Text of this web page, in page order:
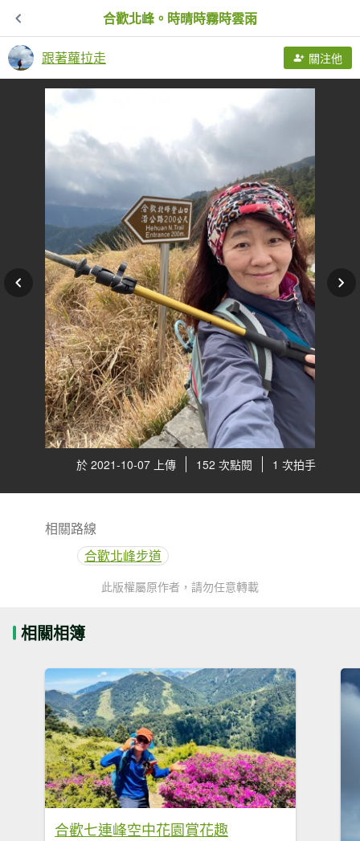
合歡北峰。時晴時霧時雲雨
跟著蘿拉走 關注他
於 2021-10-07 上傳 152 次點閱 1 次拍手
相關路線
合歡北峰步道
此版權屬原作者，請勿任意轉載
相關相簿
合歡七連峰空中花園賞花趣